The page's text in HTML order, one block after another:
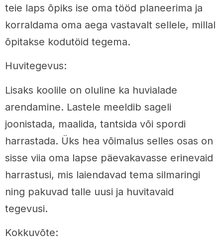
teie laps õpiks ise oma tööd planeerima ja
korraldama oma aega vastavalt sellele, millal
õpitakse kodutöid tegema.
Huvitegevus:
Lisaks koolile on oluline ka huvialade
arendamine. Lastele meeldib sageli
joonistada, maalida, tantsida või spordi
harrastada. Üks hea võimalus selles osas on
sisse viia oma lapse päevakavasse erinevaid
harrastusi, mis laiendavad tema silmaringi
ning pakuvad talle uusi ja huvitavaid
tegevusi.
Kokkuvõte: